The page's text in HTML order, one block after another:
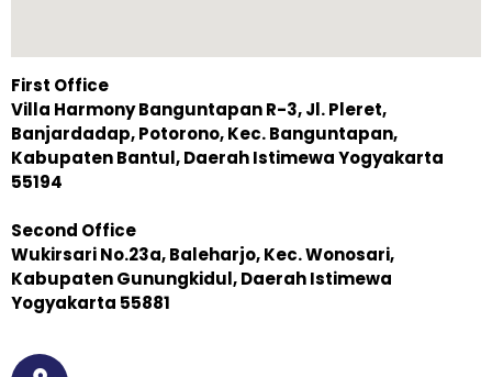
First Office
Villa Harmony Banguntapan R-3, Jl. Pleret,
Banjardadap, Potorono, Kec. Banguntapan,
Kabupaten Bantul, Daerah Istimewa Yogyakarta
55194
Second Office
Wukirsari No.23a, Baleharjo, Kec. Wonosari,
Kabupaten Gunungkidul, Daerah Istimewa
Yogyakarta 55881